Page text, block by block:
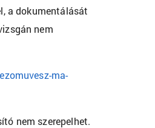
a dokumentálását
nem
ma-
nem szerepelhet.